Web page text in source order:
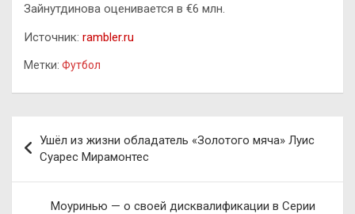
Зайнутдинова оценивается в €6 млн.
Источник: rambler.ru
Метки: Футбол
по
записям
Ушёл из жизни обладатель «Золотого мяча» Луис
Суарес Мирамонтес
Моуринью — о своей дисквалификации в Серии